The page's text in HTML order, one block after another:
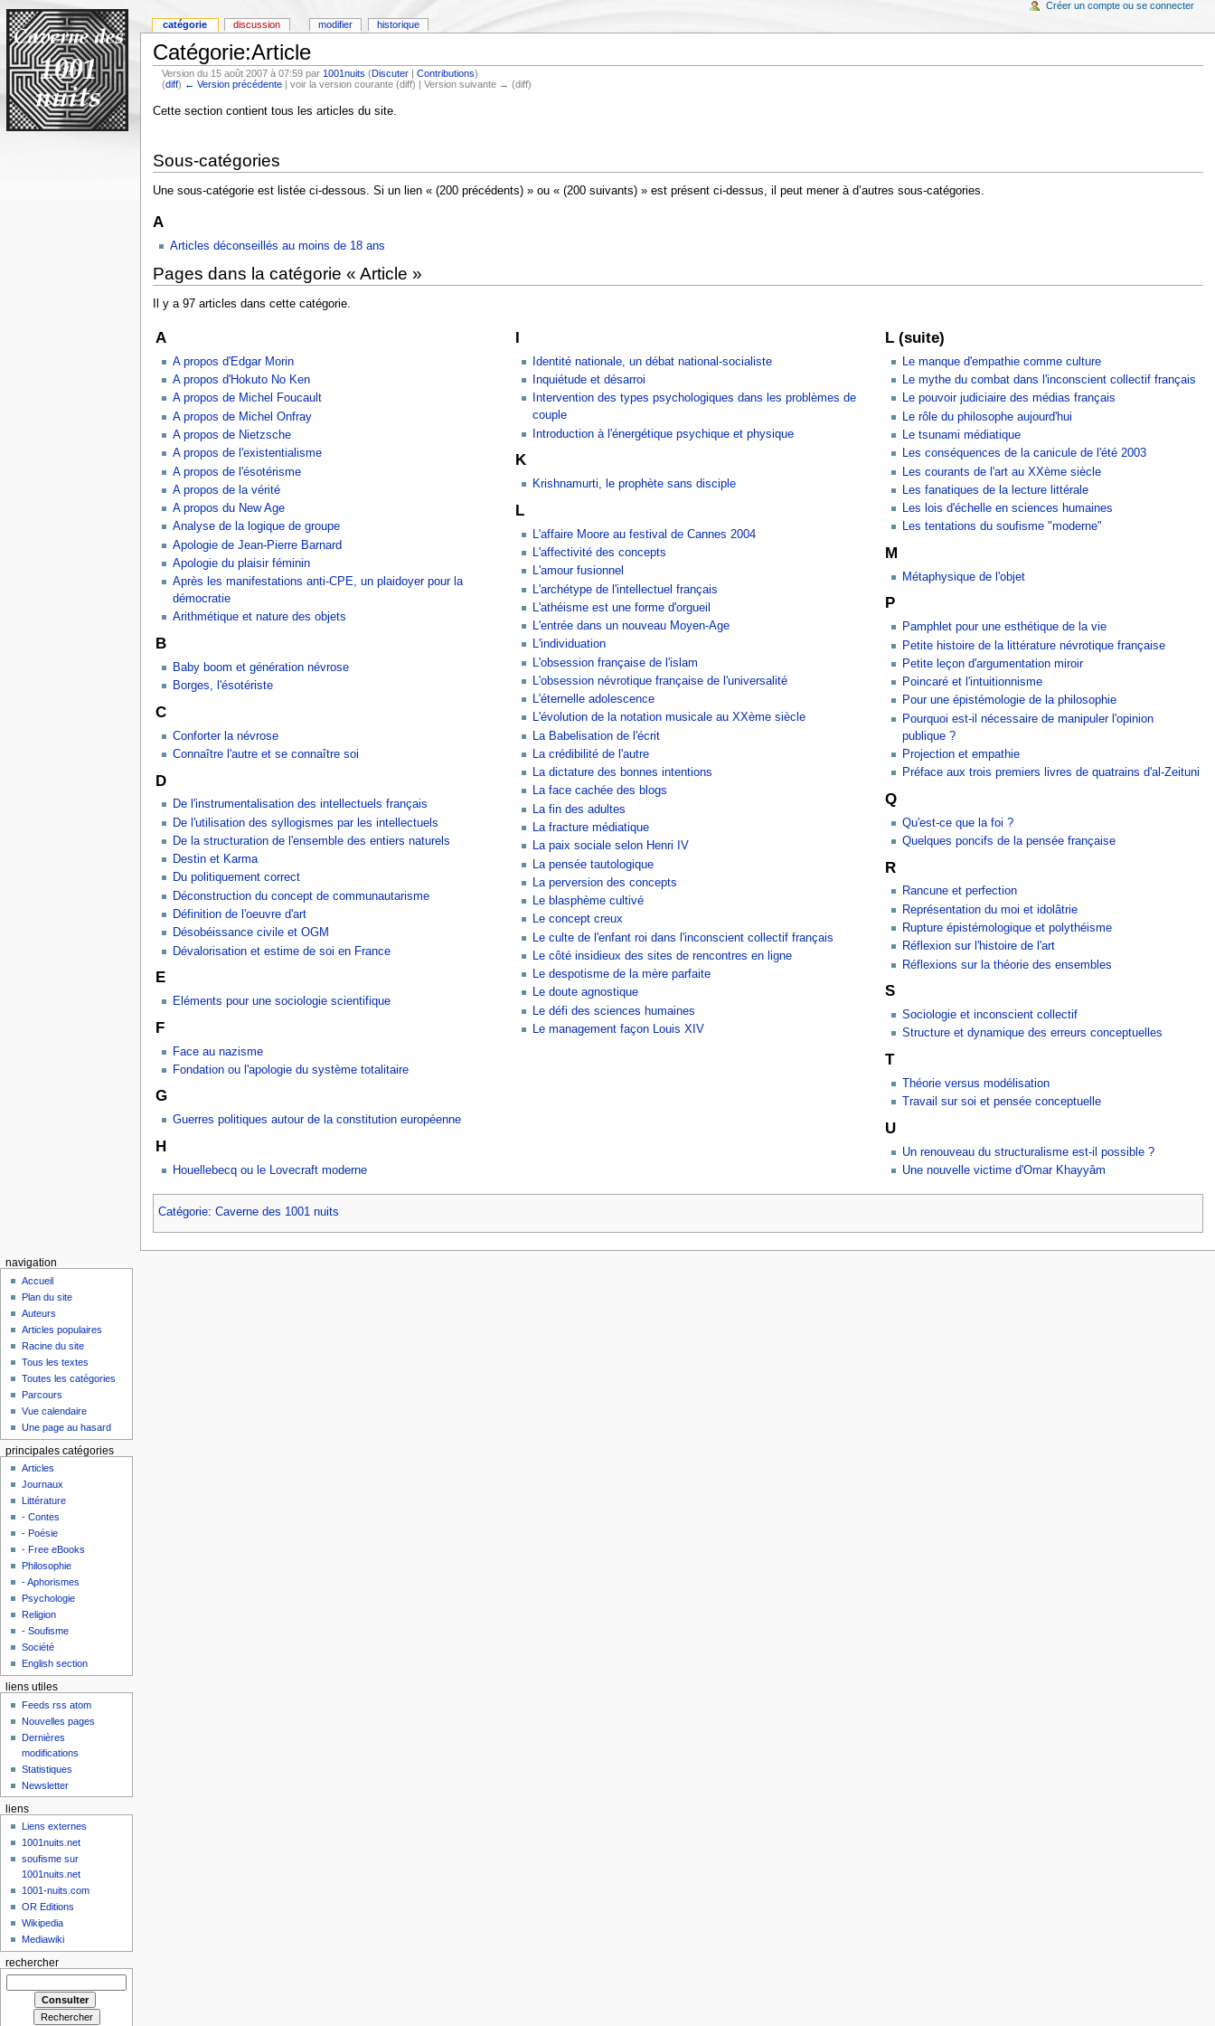
Catégorie:Article
Version du 15 août 2007 à 07:59 par 1001nuits (Discuter |Contributions)
(diff) ← Version précédente | voir la version courante (diff) | Version suivante → (diff)
Cette section contient tous les articles du site.
Sous-catégories
Une sous-catégorie est listée ci-dessous. Si un lien « (200 précédents) » ou « (200 suivants) » est présent ci-dessus, il peut mener à d’autres sous-catégories.
A
Articles déconseillés au moins de 18 ans
Pages dans la catégorie « Article »
Il y a 97 articles dans cette catégorie.
A
A propos d'Edgar Morin
A propos d'Hokuto No Ken
A propos de Michel Foucault
A propos de Michel Onfray
A propos de Nietzsche
A propos de l'existentialisme
A propos de l'ésotérisme
A propos de la vérité
A propos du New Age
Analyse de la logique de groupe
Apologie de Jean-Pierre Barnard
Apologie du plaisir féminin
Après les manifestations anti-CPE, un plaidoyer pour la
démocratie
Arithmétique et nature des objets
B
Baby boom et génération névrose
Borges, l'ésotériste
C
Conforter la névrose
Connaître l'autre et se connaître soi
D
De l'instrumentalisation des intellectuels français
De l'utilisation des syllogismes par les intellectuels
De la structuration de l'ensemble des entiers naturels
Destin et Karma
Du politiquement correct
Déconstruction du concept de communautarisme
Définition de l'oeuvre d'art
Désobéissance civile et OGM
Dévalorisation et estime de soi en France
E
Eléments pour une sociologie scientifique
F
Face au nazisme
Fondation ou l'apologie du système totalitaire
G
Guerres politiques autour de la constitution européenne
H
Houellebecq ou le Lovecraft moderne
I
Identité nationale, un débat national-socialiste
Inquiétude et désarroi
Intervention des types psychologiques dans les problèmes de
couple
Introduction à l'énergétique psychique et physique
K
Krishnamurti, le prophète sans disciple
L
L'affaire Moore au festival de Cannes 2004
L'affectivité des concepts
L'amour fusionnel
L'archétype de l'intellectuel français
L'athéisme est une forme d'orgueil
L'entrée dans un nouveau Moyen-Age
L'individuation
L'obsession française de l'islam
L'obsession névrotique française de l'universalité
L'éternelle adolescence
L'évolution de la notation musicale au XXème siècle
La Babelisation de l'écrit
La crédibilité de l'autre
La dictature des bonnes intentions
La face cachée des blogs
La fin des adultes
La fracture médiatique
La paix sociale selon Henri IV
La pensée tautologique
La perversion des concepts
Le blasphème cultivé
Le concept creux
Le culte de l'enfant roi dans l'inconscient collectif français
Le côté insidieux des sites de rencontres en ligne
Le despotisme de la mère parfaite
Le doute agnostique
Le défi des sciences humaines
Le management façon Louis XIV
L (suite)
Le manque d'empathie comme culture
Le mythe du combat dans l'inconscient collectif français
Le pouvoir judiciaire des médias français
Le rôle du philosophe aujourd'hui
Le tsunami médiatique
Les conséquences de la canicule de l'été 2003
Les courants de l'art au XXème siècle
Les fanatiques de la lecture littérale
Les lois d'échelle en sciences humaines
Les tentations du soufisme "moderne"
M
Métaphysique de l'objet
P
Pamphlet pour une esthétique de la vie
Petite histoire de la littérature névrotique française
Petite leçon d'argumentation miroir
Poincaré et l'intuitionnisme
Pour une épistémologie de la philosophie
Pourquoi est-il nécessaire de manipuler l'opinion
publique ?
Projection et empathie
Préface aux trois premiers livres de quatrains d'al-Zeituni
Q
Qu'est-ce que la foi ?
Quelques poncifs de la pensée française
R
Rancune et perfection
Représentation du moi et idolâtrie
Rupture épistémologique et polythéisme
Réflexion sur l'histoire de l'art
Réflexions sur la théorie des ensembles
S
Sociologie et inconscient collectif
Structure et dynamique des erreurs conceptuelles
T
Théorie versus modélisation
Travail sur soi et pensée conceptuelle
U
Un renouveau du structuralisme est-il possible ?
Une nouvelle victime d'Omar Khayyâm
Catégorie: Caverne des 1001 nuits
catégorie discussion modifier historique
Créer un compte ou se connecter
navigation
Accueil
Plan du site
Auteurs
Articles populaires
Racine du site
Tous les textes
Toutes les catégories
Parcours
Vue calendaire
Une page au hasard
principales catégories
Articles
Journaux
Littérature
- Contes
- Poésie
- Free eBooks
Philosophie
- Aphorismes
Psychologie
Religion
- Soufisme
Société
English section
liens utiles
Feeds rss atom
Nouvelles pages
Dernières
modifications
Statistiques
Newsletter
liens
Liens externes
1001nuits.net
soufisme sur
1001nuits.net
1001-nuits.com
OR Editions
Wikipedia
Mediawiki
rechercher